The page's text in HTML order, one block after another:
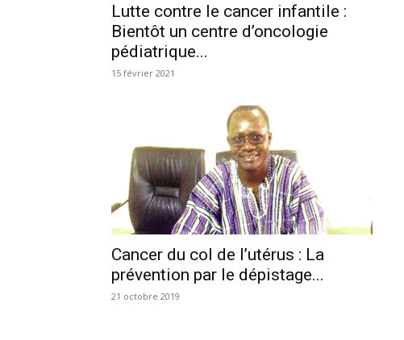
Lutte contre le cancer infantile :
Bientôt un centre d’oncologie
pédiatrique...
15 février 2021
Cancer du col de l’utérus : La
prévention par le dépistage...
21 octobre 2019